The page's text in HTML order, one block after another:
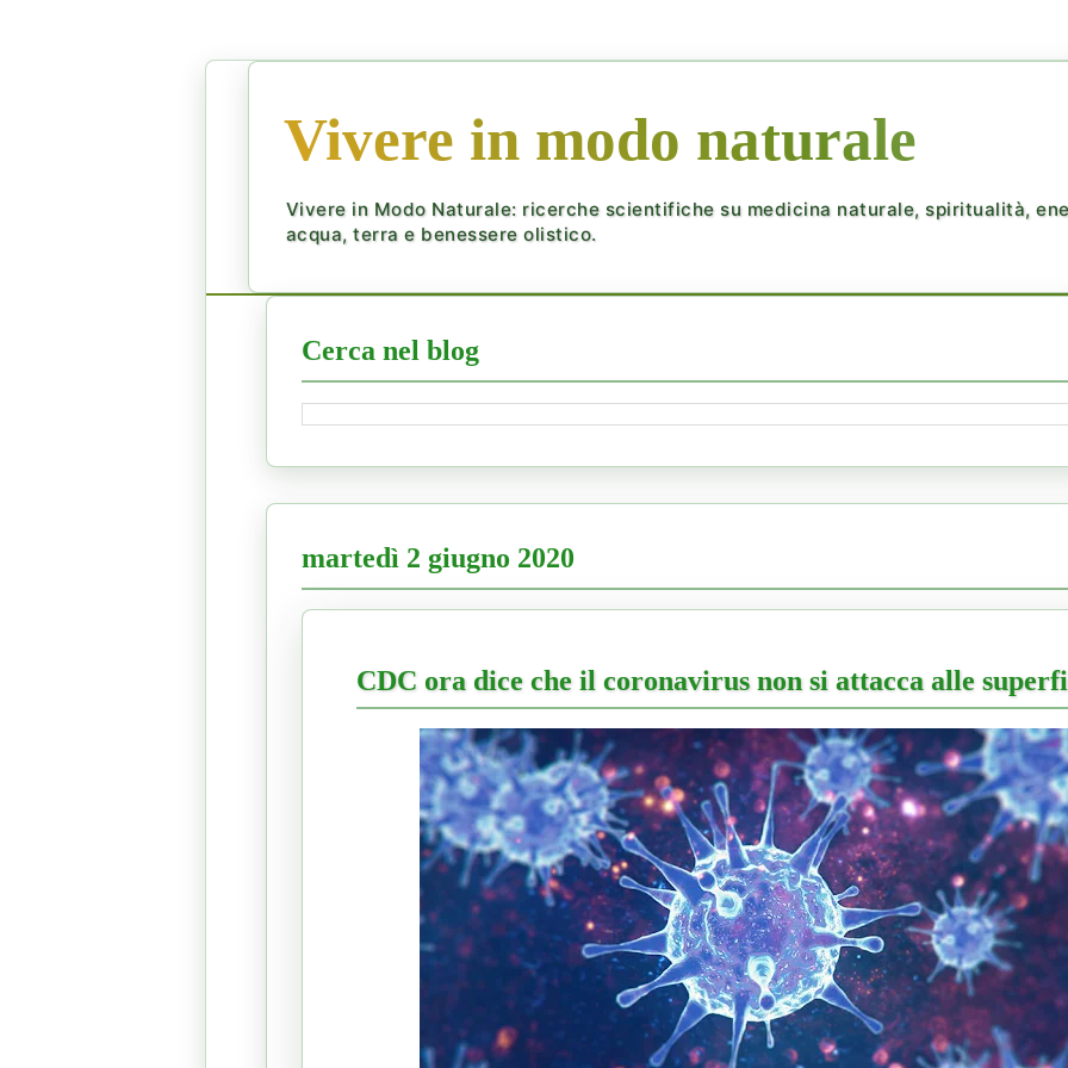
Vivere in modo naturale
Vivere in Modo Naturale: ricerche scientifiche su medicina naturale, spiritualità,
acqua, terra e benessere olistico.
Cerca nel blog
martedì 2 giugno 2020
CDC ora dice che il coronavirus non si attacca alle